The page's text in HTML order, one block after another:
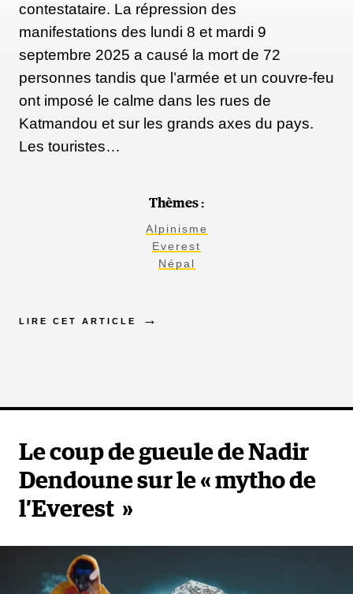
contestataire. La répression des
manifestations des lundi 8 et mardi 9
septembre 2025 a causé la mort de 72
personnes tandis que l’armée et un couvre-feu
ont imposé le calme dans les rues de
Katmandou et sur les grands axes du pays.
Les touristes…
Thèmes :
Alpinisme
Everest
Népal
LIRE CET ARTICLE
Le coup de gueule de Nadir
Dendoune sur le « mytho de
l’Everest »